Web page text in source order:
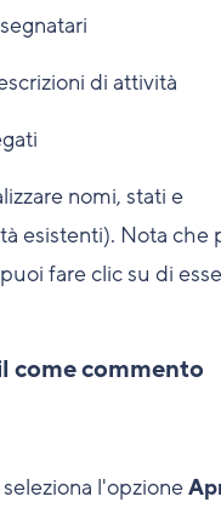
di attività
nomi, stati e
esistenti). Nota che
fare clic su di
come commento
l'opzione